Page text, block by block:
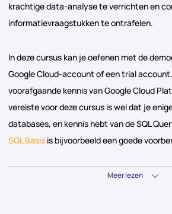
krachtige data-analyse te verrichten en
informatievraagstukken te ontrafelen.
In deze cursus kan je oefenen met de
Google Cloud-account of een trial
voorafgaande kennis van Google Cloud
vereiste voor deze cursus is wel dat je
databases, en kennis hebt van de SQL
SQL Basis is bijvoorbeeld een goede
Meer lezen